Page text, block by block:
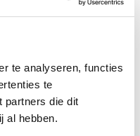
te analyseren, functies
te
partners die dit
al hebben.